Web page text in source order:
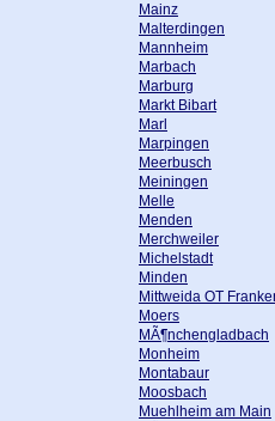
Mainz
Malterdingen
Mannheim
Marbach
Marburg
Markt Bibart
Marl
Marpingen
Meerbusch
Meiningen
Melle
Menden
Merchweiler
Michelstadt
Minden
Mittweida OT
Moers
MÃ¶nchengladbach
Monheim
Montabaur
Moosbach
Muehlheim am Main